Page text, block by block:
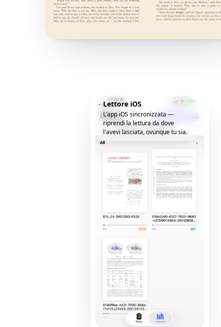
Lettore iOS
L'app iOS sincronizzata —
riprendi la lettura da dove
l'avevi lasciata, ovunque tu sia.